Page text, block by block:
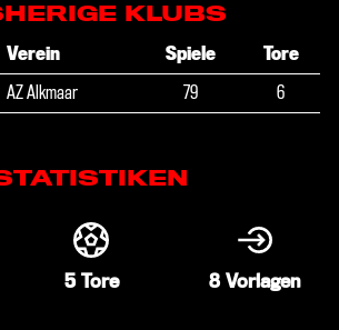
KLUBS
Verein Spiele
Tore
AZ Alkmaar 79 6
5 Tore 8 Vorlagen